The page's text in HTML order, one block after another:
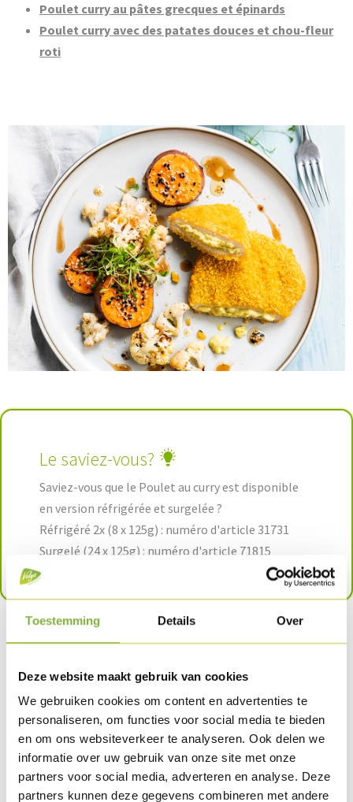
Toestemming Details Over
Deze website maakt gebruik van cookies
We gebruiken cookies om content en advertenties te
personaliseren, om functies voor social media te bieden
en om ons websiteverkeer te analyseren. Ook delen we
informatie over uw gebruik van onze site met onze
partners voor social media, adverteren en analyse. Deze
partners kunnen deze gegevens combineren met andere
Poulet curry au pâtes grecques et épinards
Poulet curry avec des patates douces et chou-fleur
roti
Le saviez-vous?
Saviez-vous que le Poulet au curry est disponible
en version réfrigérée et surgelée ?
Réfrigéré 2x (8 x 125g) : numéro d'article 31731
Surgelé (24 x 125g) : numéro d'article 71815
Délicieusement
savoureux ! Une bonne
idée de Volys